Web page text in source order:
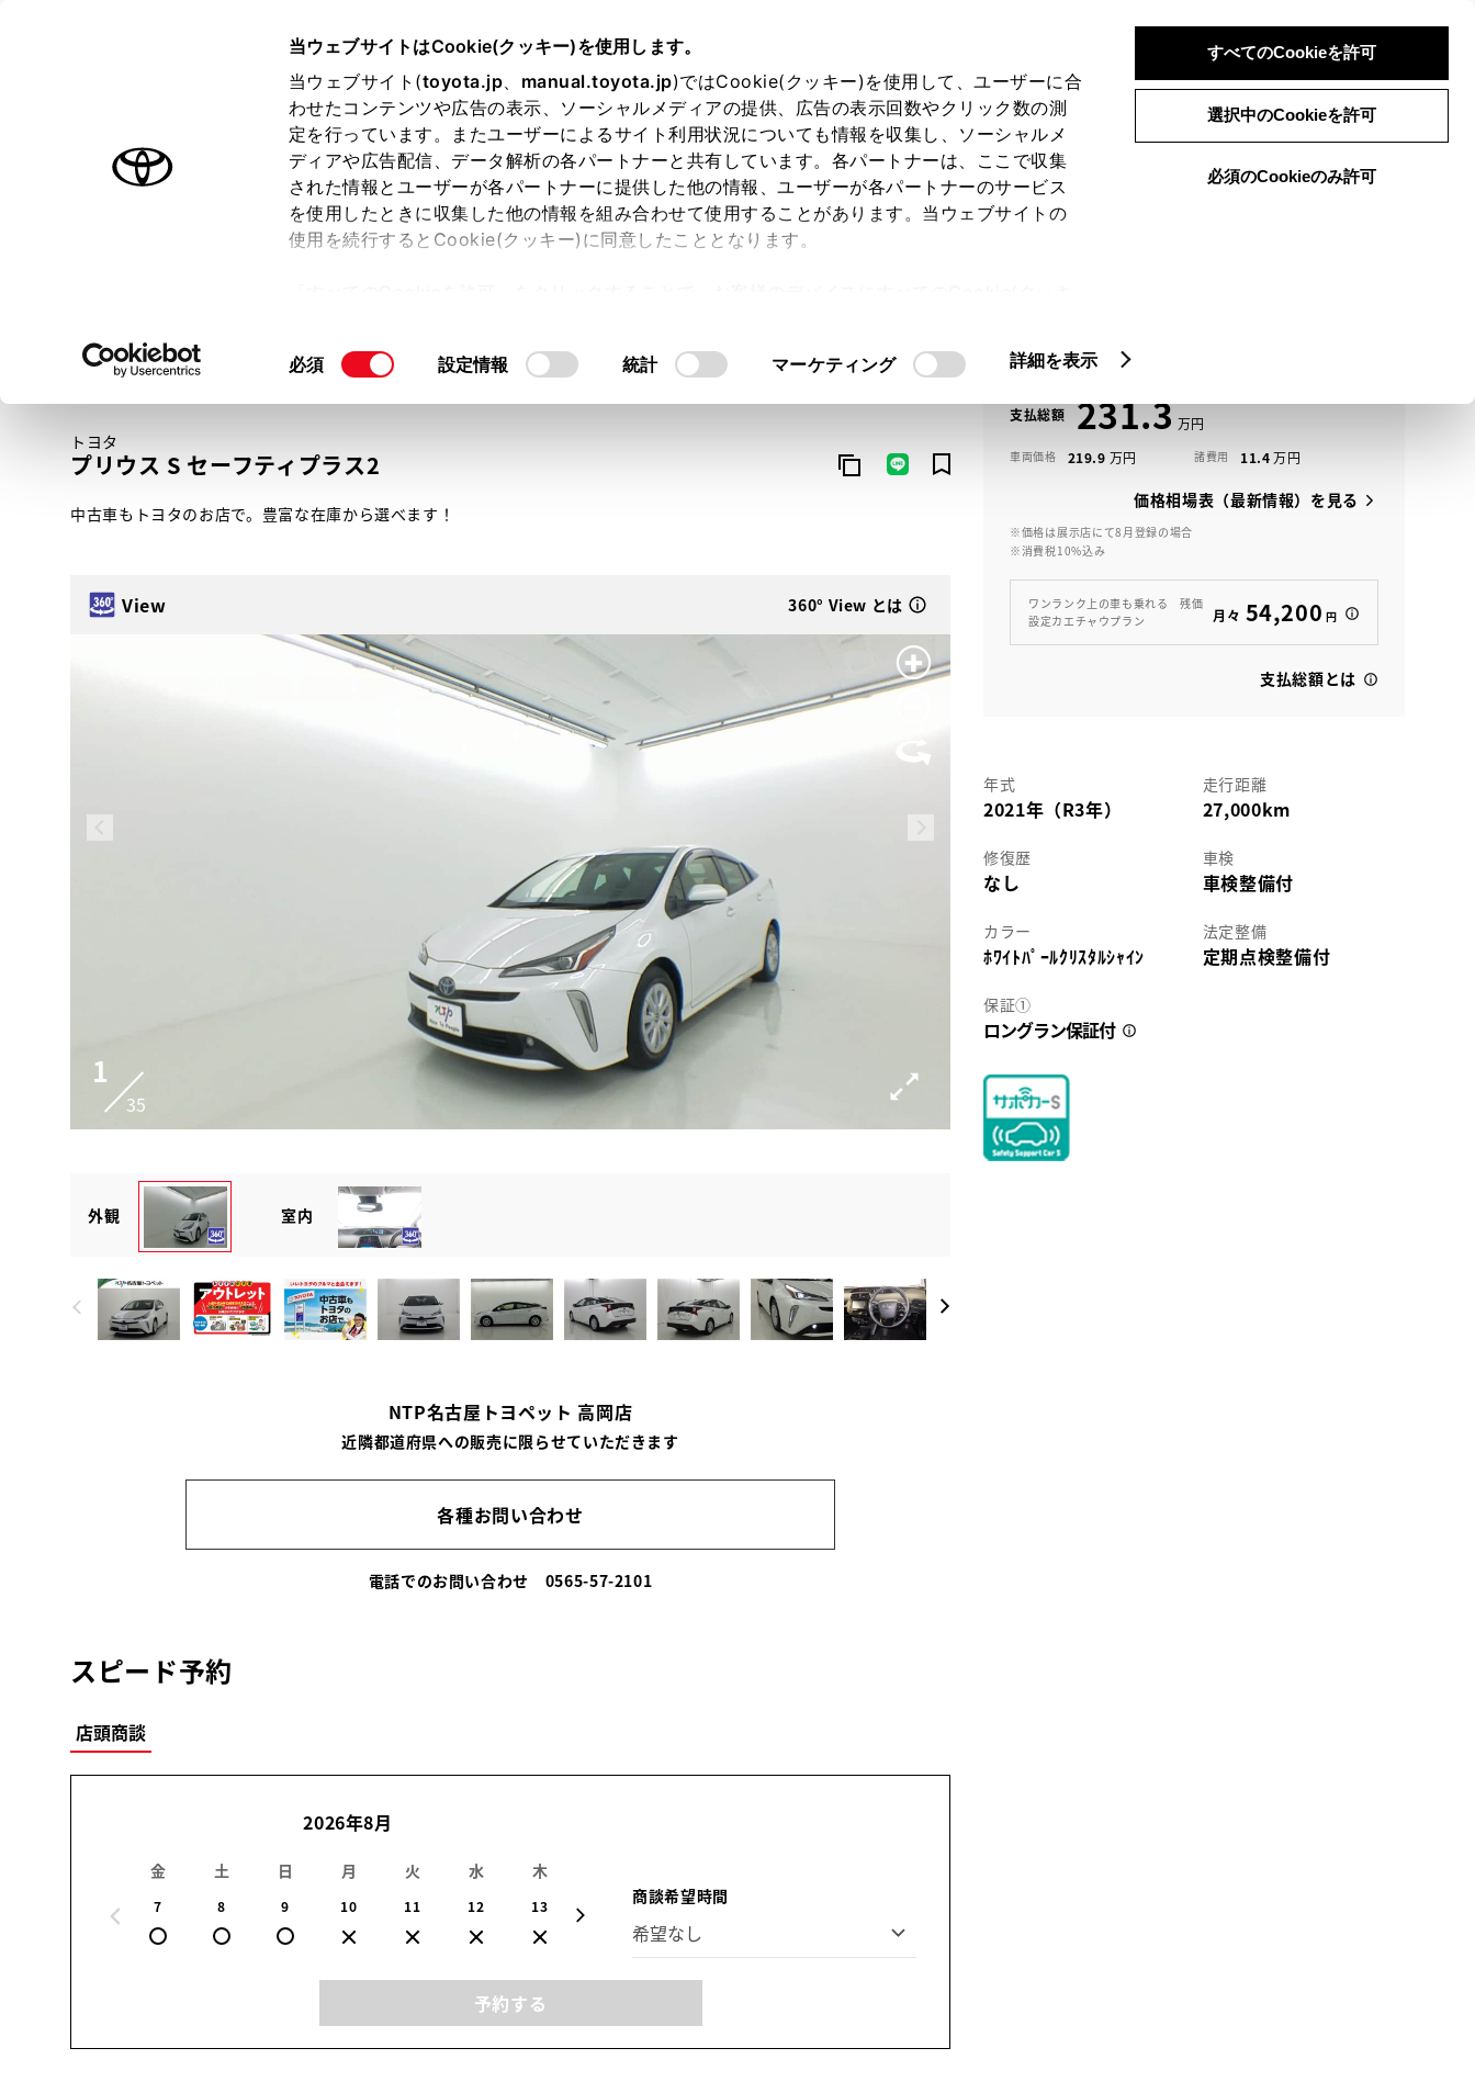
当ウェブサイトはCookie(クッキー)を使用します。
当ウェブサイト(toyota.jp、 manual.toyota.jp)ではCookie(クッキー)を使用して、ユーザーに合
わせたコンテンツや広告の表示、ソーシャルメディアの提供、広告の表示回数やクリック数の測
定を行っています。またユーザーによるサイト利用状況についても情報を収集し、ソーシャルメ
ディアや広告配信、データ解析の各パートナーと共有しています。各パートナーは、ここで収集
された情報とユーザーが各パートナーに提供した他の情報、ユーザーが各パートナーのサービス
を使用したときに収集した他の情報を組み合わせて使用することがあります。当ウェブサイトの
使用を続行するとCookie(クッキー)に同意したこととなります。
て」をご覧ください。
同
択
必須 設定情報 統計 マーケティング 詳細を表示
すべてのCookieを許可
選択中のCookieを許可
必須のCookieのみ許可
ログイン 検索 メニュー
オーナーサポート トピックス
トヨタ認定中古車 メニュー
トヨタ認定中古車の魅力 3つの買い方 オンライン購入お気に入り 保存した見積り
トヨタ
プリウス S セーフティプラス2
中古車もトヨタのお店で。豊富な在庫から選べます！
View 360° View とは
1
35
View
2
35
外観 室内
NTP名古屋トヨペット 高岡店
近隣都道府県への販売に限らせていただきます
各種お問い合わせ
電話でのお問い合わせ 0565-57-2101
スピード予約
店頭商談
2026年8月
金
7
土
8
日
9
月
10
火
11
水
12
木
13 15 16
商談希望時間
予約する
支払総額 231.3
車両価格 219.9 諸費用 11.4
価格相場表（最新情報）を見る
※価格は展示店にて8月登録の場合
※消費税10%込み
ワンランク上の車も乗れる 残価
設定カエチャウプラン
月々 54,200 円
支払総額とは
年式
2021年（R3年）
走行距離
27,000km
修復歴
なし
車検
車検整備付
カラー
ﾎﾜｲﾄﾊﾟｰﾙｸﾘｽﾀﾙｼｬｲﾝ
法定整備
定期点検整備付
保証①
ロングラン保証付